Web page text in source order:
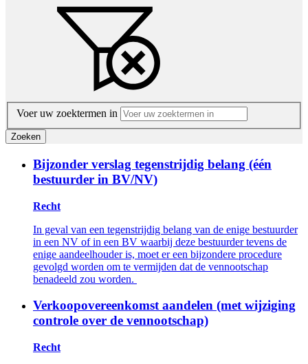
Voer uw zoektermen in
Zoeken
Bijzonder verslag tegenstrijdig belang (één
bestuurder in BV/NV)
Recht
In geval van een tegenstrijdig belang van de enige bestuurder
in een NV of in een BV waarbij deze bestuurder tevens de
enige aandeelhouder is, moet er een bijzondere procedure
gevolgd worden om te vermijden dat de vennootschap
benadeeld zou worden.
Verkoopovereenkomst aandelen (met wijziging
controle over de vennootschap)
Recht